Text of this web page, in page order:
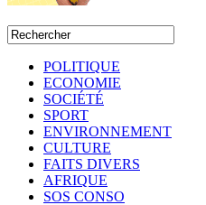
POLITIQUE
ECONOMIE
SOCIÉTÉ
SPORT
ENVIRONNEMENT
CULTURE
FAITS DIVERS
AFRIQUE
SOS CONSO